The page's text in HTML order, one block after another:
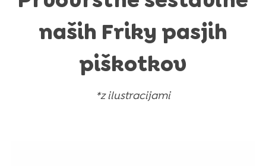
naših Friky pasjih
piškotkov
*z ilustracijami